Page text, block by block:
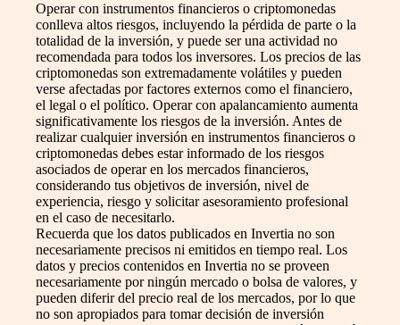
Operar con instrumentos financieros o criptomonedas
conlleva altos riesgos, incluyendo la pérdida de parte o la
totalidad de la inversión, y puede ser una actividad no
recomendada para todos los inversores. Los precios de las
criptomonedas son extremadamente volátiles y pueden
verse afectadas por factores externos como el financiero,
el legal o el político. Operar con apalancamiento aumenta
significativamente los riesgos de la inversión. Antes de
realizar cualquier inversión en instrumentos financieros o
criptomonedas debes estar informado de los riesgos
asociados de operar en los mercados financieros,
considerando tus objetivos de inversión, nivel de
experiencia, riesgo y solicitar asesoramiento profesional
en el caso de necesitarlo.
Recuerda que los datos publicados en Invertia no son
necesariamente precisos ni emitidos en tiempo real. Los
datos y precios contenidos en Invertia no se proveen
necesariamente por ningún mercado o bolsa de valores, y
pueden diferir del precio real de los mercados, por lo que
no son apropiados para tomar decisión de inversión